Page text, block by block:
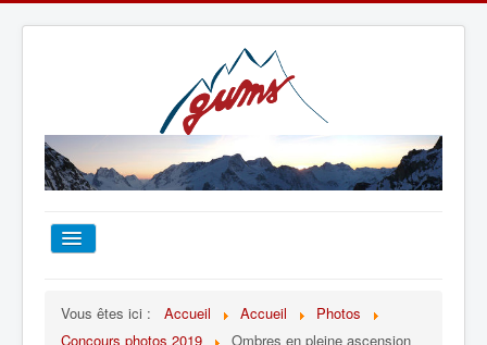
Vous êtes ici : Accueil Accueil
Photos
Concours photos 2019
Ombres en pleine ascension